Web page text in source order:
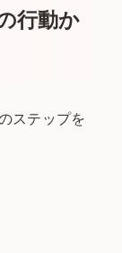
行動か
ステップを